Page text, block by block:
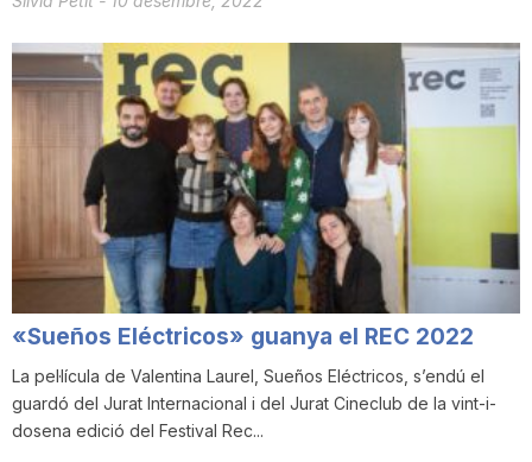
«Sueños Eléctricos» guanya el REC 2022
La pel·lícula de Valentina Laurel, Sueños Eléctricos, s’endú el
guardó del Jurat Internacional i del Jurat Cineclub de la vint-i-
dosena edició del Festival Rec...